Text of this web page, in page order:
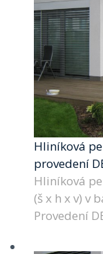
Hliníková
provedení
Hliníková
(š x h x v) v
Provedení